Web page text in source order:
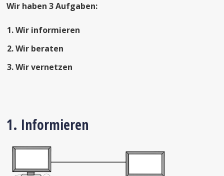
Wir haben 3 Aufgaben:
Wir informieren
Wir beraten
Wir vernetzen
1. Informieren